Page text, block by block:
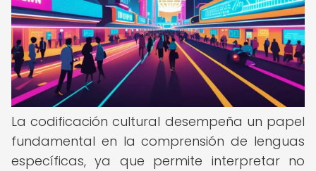
La codificación cultural desempeña un papel
fundamental en la comprensión de lenguas
específicas, ya que permite interpretar no